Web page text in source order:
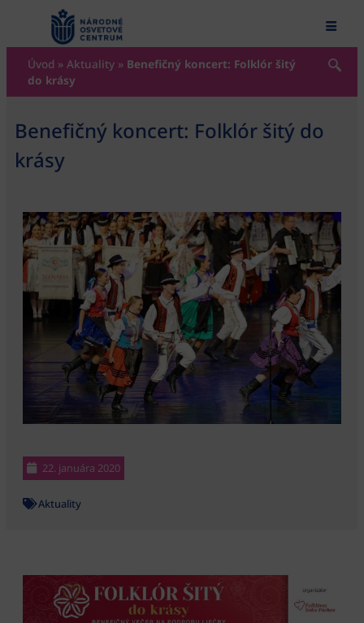
content
Úvod » Aktuality » Benefičný koncert: Folklór šitý
do krásy
Benefičný koncert: Folklór šitý do
krásy
22. januára 2020
Aktuality